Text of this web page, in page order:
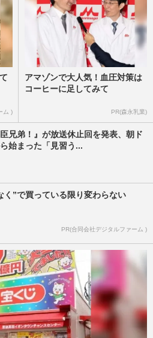
ム )
アマゾンで大人気！血圧対策は
コーヒーに足してみて
PR(森永乳業)
兄弟！』が放送休止回を発表、朝ド
始まった「見習う...
く”で買っている限り変わらない
PR(合同会社デジタルファーム )